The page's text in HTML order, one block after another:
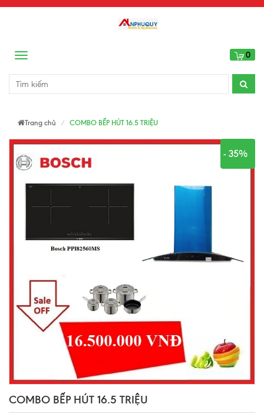
Menu 0
Trang chủ COMBO BẾP HÚT 16.5 TRIỆU
- 35%
COMBO BẾP HÚT 16.5 TRIỆU